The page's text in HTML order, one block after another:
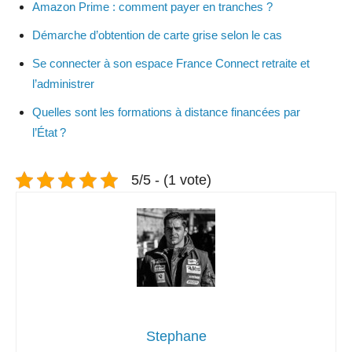
Amazon Prime : comment payer en tranches ?
Démarche d’obtention de carte grise selon le cas
Se connecter à son espace France Connect retraite et
l’administrer
Quelles sont les formations à distance financées par
l’État ?
5/5 - (1 vote)
Stephane